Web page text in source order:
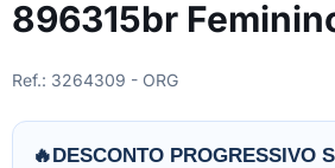
896315br
Ref.: 3264309 - ORG
🔥DESCONTO PROGRESSIVO